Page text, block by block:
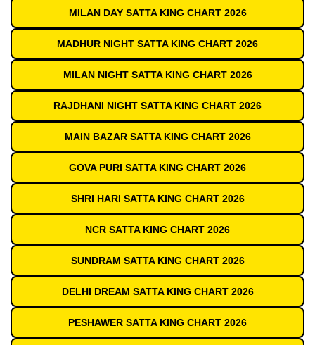
MILAN DAY SATTA KING CHART 2026
MADHUR NIGHT SATTA KING CHART 2026
MILAN NIGHT SATTA KING CHART 2026
RAJDHANI NIGHT SATTA KING CHART 2026
MAIN BAZAR SATTA KING CHART 2026
GOVA PURI SATTA KING CHART 2026
SHRI HARI SATTA KING CHART 2026
NCR SATTA KING CHART 2026
SUNDRAM SATTA KING CHART 2026
DELHI DREAM SATTA KING CHART 2026
PESHAWER SATTA KING CHART 2026